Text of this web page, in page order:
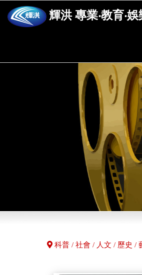
輝洪 專業‧教育‧
科普 / 社會 / 人文 / 歷史 /